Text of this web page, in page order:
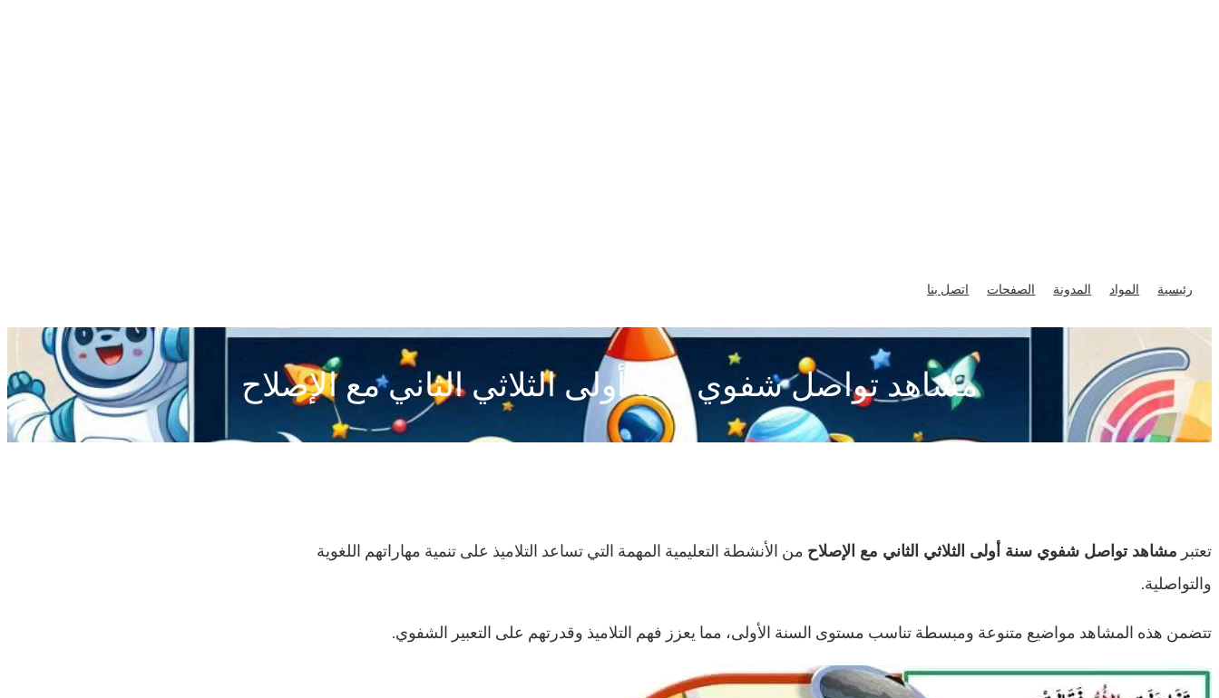
رئيسية المواد المدونة الصفحات اتصل بنا
مشاهد تواصل شفوي سنة أولى الثلاثي الثاني مع الإصلاح
تعتبر مشاهد تواصل شفوي سنة أولى الثلاثي الثاني مع الإصلاح من الأنشطة التعليمية المهمة التي تساعد التلاميذ على تنمية مهاراتهم اللغوية
والتواصلية.
تتضمن هذه المشاهد مواضيع متنوعة ومبسطة تناسب مستوى السنة الأولى، مما يعزز فهم التلاميذ وقدرتهم على التعبير الشفوي.